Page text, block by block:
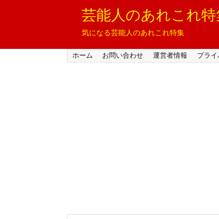
芸能人のあれこれ特
気になる芸能人のあれこれ特集
ホーム お問い合わせ 運営者情報 プラ